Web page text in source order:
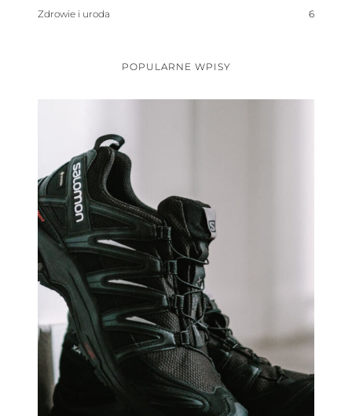
Zdrowie i uroda 6
POPULARNE WPISY